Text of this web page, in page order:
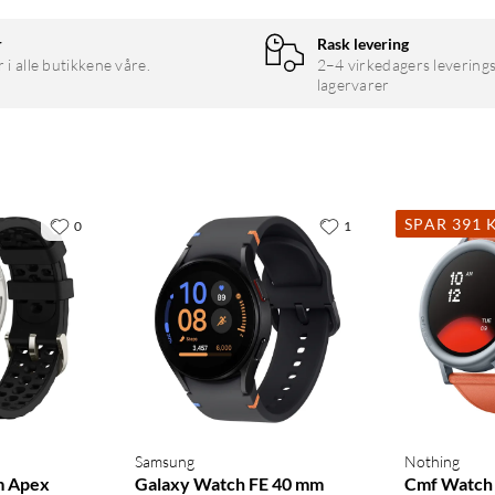
i alle butikkene våre.
Rask levering
2–4 virkedagers
lagervarer
Apex
0
Samsung
Galaxy Watch FE 40 mm
1 SPAR 391
Nothing
Cmf